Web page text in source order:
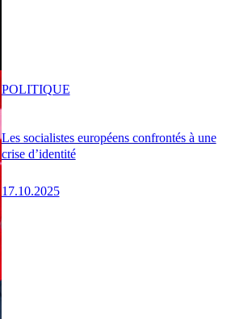
Les socialistes européens confrontés à une
crise d’identité
17.10.2025
POLITIQUE